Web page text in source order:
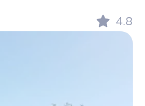
4.8